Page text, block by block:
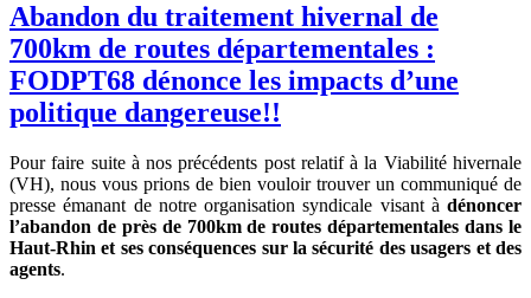
Abandon du traitement hivernal de
700km de routes départementales :
FODPT68 dénonce les impacts d’une
politique dangereuse!!
Pour faire suite à nos précédents post relatif à la Viabilité hivernale
(VH), nous vous prions de bien vouloir trouver un communiqué de
presse émanant de notre organisation syndicale visant à dénoncer
l’abandon de près de 700km de routes départementales dans le
Haut-Rhin et ses conséquences sur la sécurité des usagers et des
agents.